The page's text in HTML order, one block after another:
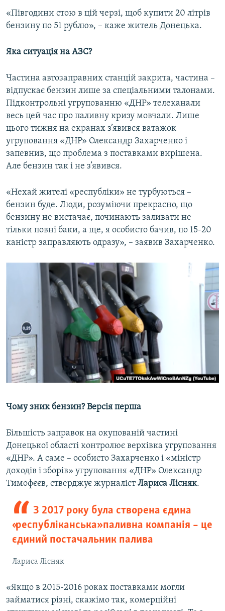
«Півгодини стою в цій черзі, щоб купити 20 літрів
бензину по 51 рублю», – каже житель Донецька.
Яка ситуація на АЗС?
Частина автозаправних станцій закрита, частина –
відпускає бензин лише за спеціальними талонами.
Підконтрольні угрупованню «ДНР» телеканали
весь цей час про паливну кризу мовчали. Лише
цього тижня на екранах з’явився ватажок
угруповання «ДНР» Олександр Захарченко і
запевнив, що проблема з поставками вирішена.
Але бензин так і не з’явився.
«Нехай жителі «республіки» не турбуються –
бензин буде. Люди, розуміючи прекрасно, що
бензину не вистачає, починають заливати не
тільки повні баки, а ще, я особисто бачив, по 15-20
каністр заправляють одразу», – заявив Захарченко.
Чому зник бензин? Версія перша
Більшість заправок на окупованій частині
Донецької області контролює верхівка угруповання
«ДНР». А саме – особисто Захарченко і «міністр
доходів і зборів» угруповання «ДНР» Олександр
Тимофєєв, стверджує журналістЛариса Лісняк.
З 2017 року була створена єдина
«республіканська» паливна компанія – це
єдиний постачальник палива
Лариса Лісняк
«Якщо в 2015-2016 роках поставками могли
займатися різні, скажімо так, комерційні